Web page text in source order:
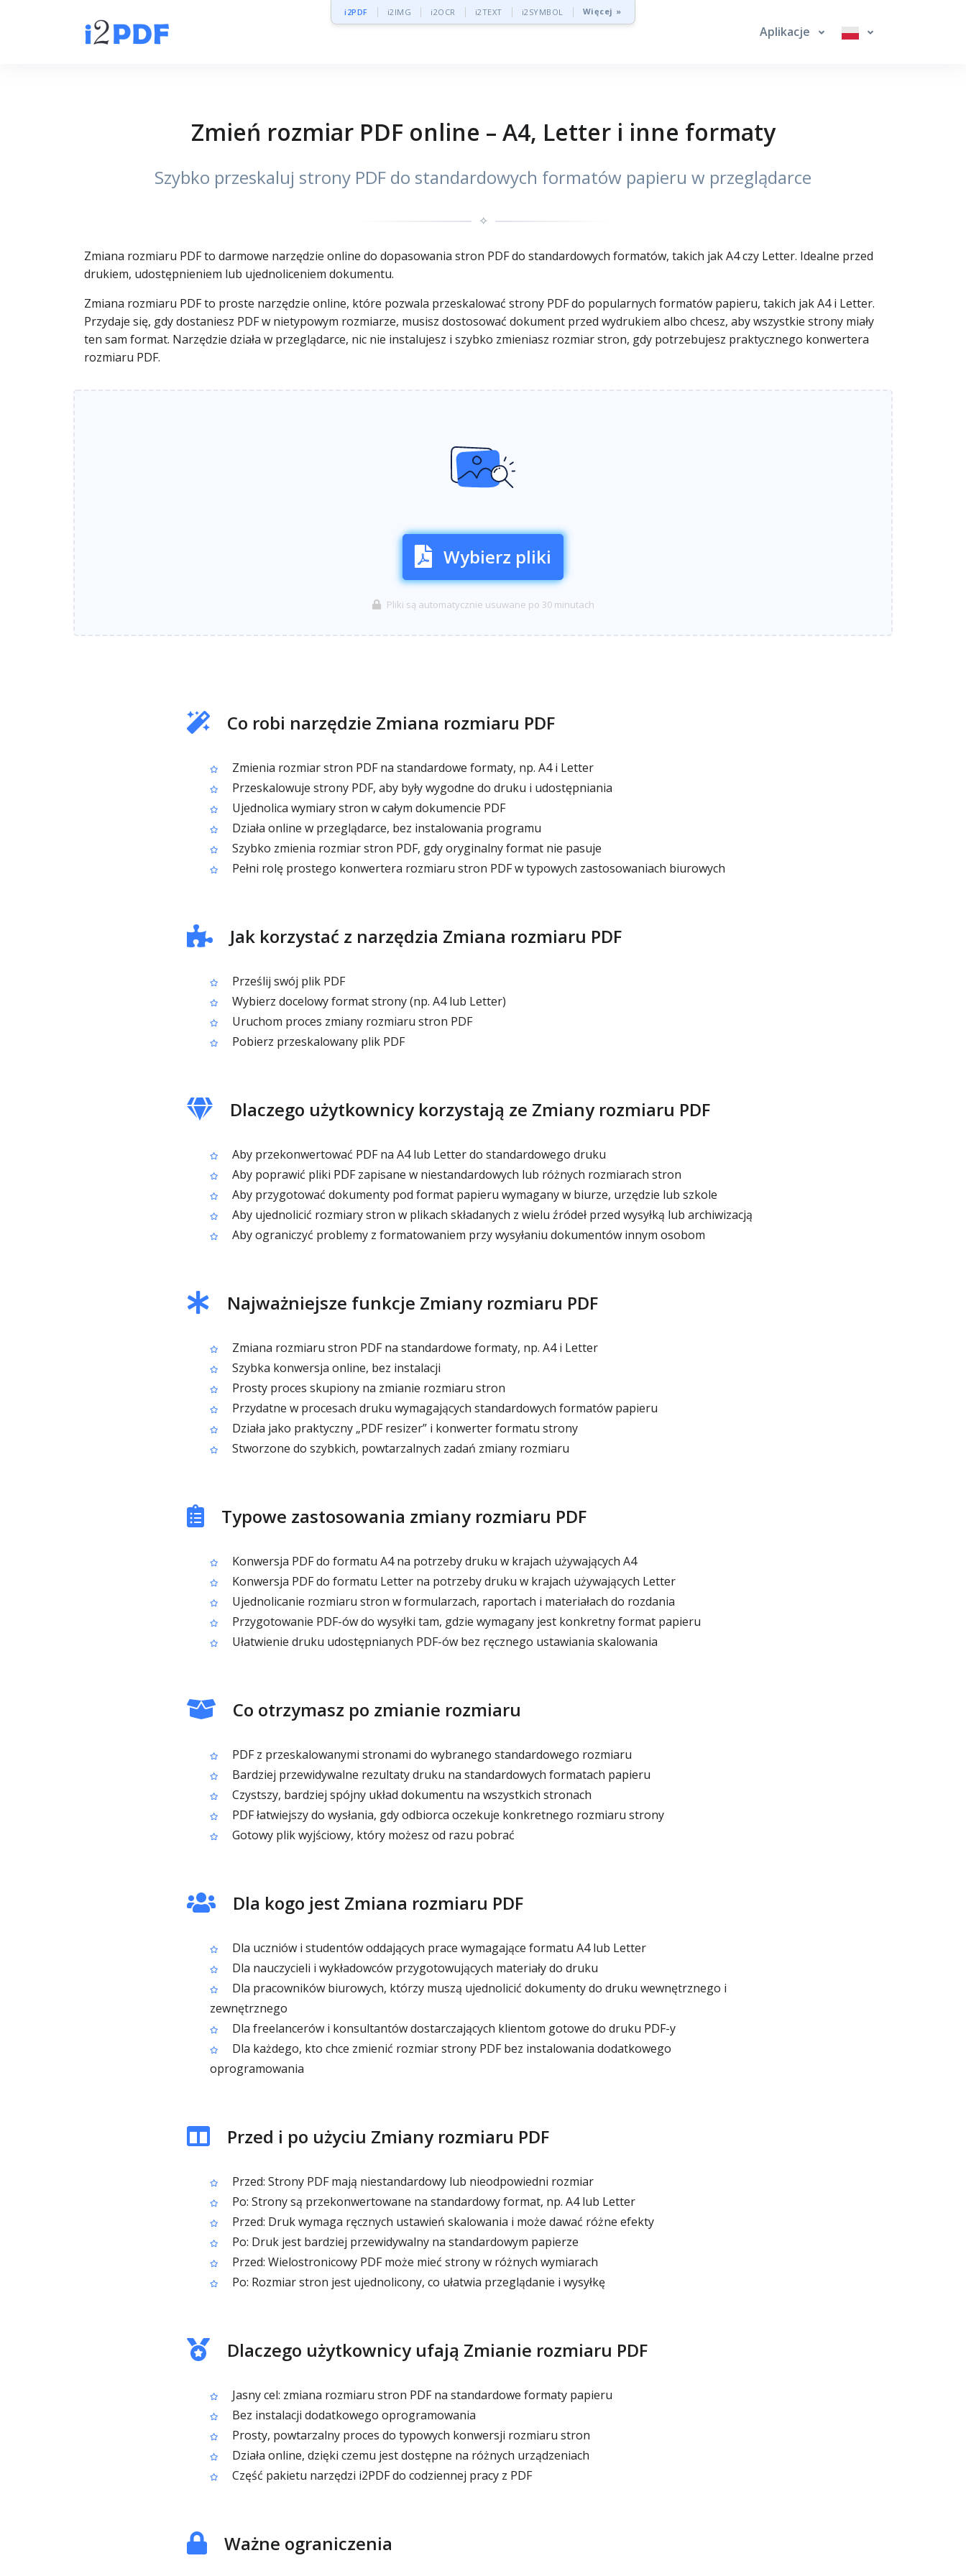
i2PDF i2IMG i2OCR i2TEXT i2SYMBOL Więcej »
Aplikacje
Zmień rozmiar PDF online – A4, Letter i inne formaty
Szybko przeskaluj strony PDF do standardowych formatów papieru w przeglądarce
✧
Zmiana rozmiaru PDF to darmowe narzędzie online do dopasowania stron PDF do standardowych formatów, takich jak A4 czy Letter. Idealne przed
drukiem, udostępnieniem lub ujednoliceniem dokumentu.
Zmiana rozmiaru PDF to proste narzędzie online, które pozwala przeskalować strony PDF do popularnych formatów papieru, takich jak A4 i Letter.
Przydaje się, gdy dostaniesz PDF w nietypowym rozmiarze, musisz dostosować dokument przed wydrukiem albo chcesz, aby wszystkie strony miały
ten sam format. Narzędzie działa w przeglądarce, nic nie instalujesz i szybko zmieniasz rozmiar stron, gdy potrzebujesz praktycznego konwertera
rozmiaru PDF.
Wybierz pliki
Pliki są automatycznie usuwane po 30 minutach
Co robi narzędzie Zmiana rozmiaru PDF
Zmienia rozmiar stron PDF na standardowe formaty, np. A4 i Letter
Przeskalowuje strony PDF, aby były wygodne do druku i udostępniania
Ujednolica wymiary stron w całym dokumencie PDF
Działa online w przeglądarce, bez instalowania programu
Szybko zmienia rozmiar stron PDF, gdy oryginalny format nie pasuje
Pełni rolę prostego konwertera rozmiaru stron PDF w typowych zastosowaniach biurowych
Jak korzystać z narzędzia Zmiana rozmiaru PDF
Prześlij swój plik PDF
Wybierz docelowy format strony (np. A4 lub Letter)
Uruchom proces zmiany rozmiaru stron PDF
Pobierz przeskalowany plik PDF
Dlaczego użytkownicy korzystają ze Zmiany rozmiaru PDF
Aby przekonwertować PDF na A4 lub Letter do standardowego druku
Aby poprawić pliki PDF zapisane w niestandardowych lub różnych rozmiarach stron
Aby przygotować dokumenty pod format papieru wymagany w biurze, urzędzie lub szkole
Aby ujednolicić rozmiary stron w plikach składanych z wielu źródeł przed wysyłką lub archiwizacją
Aby ograniczyć problemy z formatowaniem przy wysyłaniu dokumentów innym osobom
Najważniejsze funkcje Zmiany rozmiaru PDF
Zmiana rozmiaru stron PDF na standardowe formaty, np. A4 i Letter
Szybka konwersja online, bez instalacji
Prosty proces skupiony na zmianie rozmiaru stron
Przydatne w procesach druku wymagających standardowych formatów papieru
Działa jako praktyczny „PDF resizer” i konwerter formatu strony
Stworzone do szybkich, powtarzalnych zadań zmiany rozmiaru
Typowe zastosowania zmiany rozmiaru PDF
Konwersja PDF do formatu A4 na potrzeby druku w krajach używających A4
Konwersja PDF do formatu Letter na potrzeby druku w krajach używających Letter
Ujednolicanie rozmiaru stron w formularzach, raportach i materiałach do rozdania
Przygotowanie PDF-ów do wysyłki tam, gdzie wymagany jest konkretny format papieru
Ułatwienie druku udostępnianych PDF-ów bez ręcznego ustawiania skalowania
Co otrzymasz po zmianie rozmiaru
PDF z przeskalowanymi stronami do wybranego standardowego rozmiaru
Bardziej przewidywalne rezultaty druku na standardowych formatach papieru
Czystszy, bardziej spójny układ dokumentu na wszystkich stronach
PDF łatwiejszy do wysłania, gdy odbiorca oczekuje konkretnego rozmiaru strony
Gotowy plik wyjściowy, który możesz od razu pobrać
Dla kogo jest Zmiana rozmiaru PDF
Dla uczniów i studentów oddających prace wymagające formatu A4 lub Letter
Dla nauczycieli i wykładowców przygotowujących materiały do druku
Dla pracowników biurowych, którzy muszą ujednolicić dokumenty do druku wewnętrznego i
zewnętrznego
Dla freelancerów i konsultantów dostarczających klientom gotowe do druku PDF-y
Dla każdego, kto chce zmienić rozmiar strony PDF bez instalowania dodatkowego
oprogramowania
Przed i po użyciu Zmiany rozmiaru PDF
Przed: Strony PDF mają niestandardowy lub nieodpowiedni rozmiar
Po: Strony są przekonwertowane na standardowy format, np. A4 lub Letter
Przed: Druk wymaga ręcznych ustawień skalowania i może dawać różne efekty
Po: Druk jest bardziej przewidywalny na standardowym papierze
Przed: Wielostronicowy PDF może mieć strony w różnych wymiarach
Po: Rozmiar stron jest ujednolicony, co ułatwia przeglądanie i wysyłkę
Dlaczego użytkownicy ufają Zmianie rozmiaru PDF
Jasny cel: zmiana rozmiaru stron PDF na standardowe formaty papieru
Bez instalacji dodatkowego oprogramowania
Prosty, powtarzalny proces do typowych konwersji rozmiaru stron
Działa online, dzięki czemu jest dostępne na różnych urządzeniach
Część pakietu narzędzi i2PDF do codziennej pracy z PDF
Ważne ograniczenia